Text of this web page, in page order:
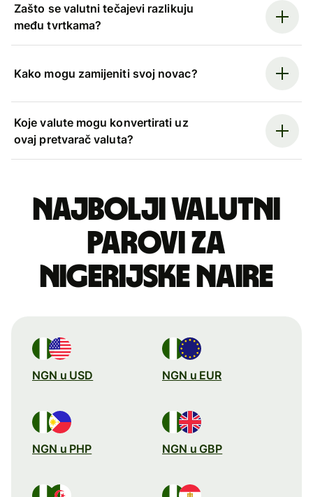
Zašto se valutni tečajevi razlikuju
među tvrtkama?
Kako mogu zamijeniti svoj novac?
Koje valute mogu konvertirati uz
ovaj pretvarač valuta?
Najbolji valutni
parovi za
nigerijske naire
NGN u USD NGN u EUR
NGN u PHP NGN u GBP